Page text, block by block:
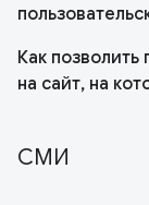
Как
на сайт, на
СМИ